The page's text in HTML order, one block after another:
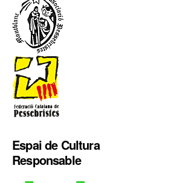
Espai de Cultura
Responsable